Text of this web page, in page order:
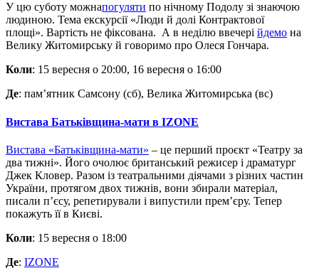
У цю суботу можнапогуляти по нічному Подолу зі знаючою
людиною. Тема екскурсії «Люди й долі Контрактової
площі». Вартість не фіксована. А в неділю ввечері йдемо на
Велику Житомирську й говоримо про Олеся Гончара.
Коли: 15 вересня о 20:00, 16 вересня о 16:00
Де: пам’ятник Самсону (сб), Велика Житомирська (вс)
Вистава Батьківщина-мати в IZONE
Вистава «Батьківщина-мати» – це перший проєкт «Театру за
два тижні». Його очолює британський режисер і драматург
Джек Кловер. Разом із театральними діячами з різних частин
України, протягом двох тижнів, вони збирали матеріал,
писали п’єсу, репетирували і випустили прем’єру. Тепер
покажуть її в Києві.
Коли: 15 вересня о 18:00
Де: IZONE